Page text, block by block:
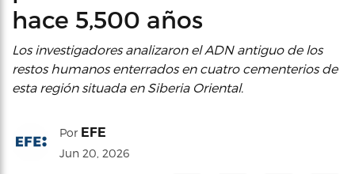
hace 5,500 años
Los investigadores analizaron el ADN antiguo de los
restos humanos enterrados en cuatro cementerios de
esta región situada en Siberia Oriental.
Por EFE
Jun 20, 2026